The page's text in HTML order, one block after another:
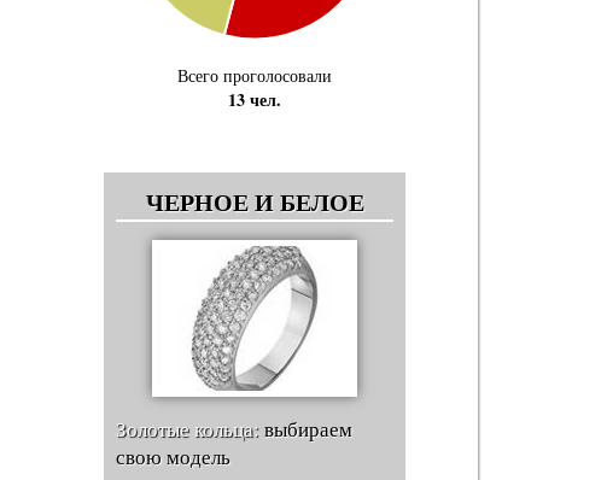
Всего проголосовали
13 чел.
ЧЕРНОЕ И БЕЛОЕ
Золотые кольца:выбираем
свою модель